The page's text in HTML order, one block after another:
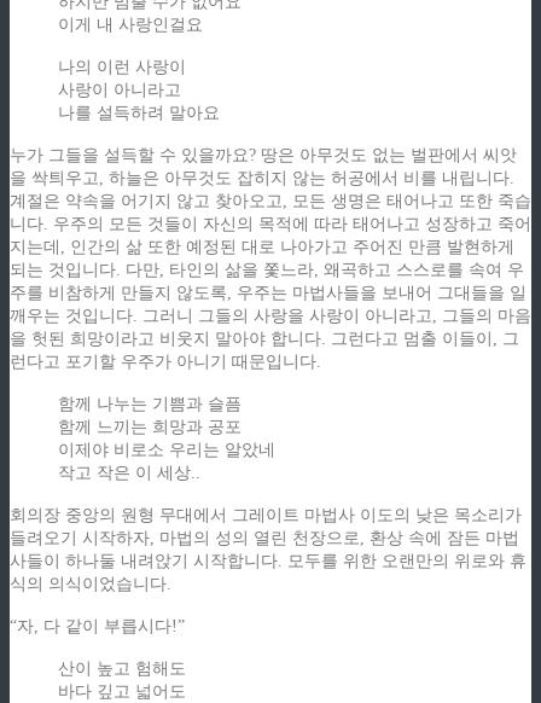
이게 내 사랑인걸요
나의 이런 사랑이
사랑이 아니라고
나를 설득하려 말아요
누가 그들을 설득할 수 있을까요? 땅은 아무것도 없는 벌판에서 씨앗
을 싹틔우고, 하늘은 아무것도 잡히지 않는 허공에서 비를 내립니다.
계절은 약속을 어기지 않고 찾아오고, 모든 생명은 태어나고 또한 죽습
니다. 우주의 모든 것들이 자신의 목적에 따라 태어나고 성장하고 죽어
지는데, 인간의 삶 또한 예정된 대로 나아가고 주어진 만큼 발현하게
되는 것입니다. 다만, 타인의 삶을 쫓느라, 왜곡하고 스스로를 속여 우
주를 비참하게 만들지 않도록, 우주는 마법사들을 보내어 그대들을 일
깨우는 것입니다. 그러니 그들의 사랑을 사랑이 아니라고, 그들의 마음
을 헛된 희망이라고 비웃지 말아야 합니다. 그런다고 멈출 이들이, 그
런다고 포기할 우주가 아니기 때문입니다.
함께 나누는 기쁨과 슬픔
함께 느끼는 희망과 공포
이제야 비로소 우리는 알았네
작고 작은 이 세상..
회의장 중앙의 원형 무대에서 그레이트 마법사 이도의 낮은 목소리가
들려오기 시작하자, 마법의 성의 열린 천장으로, 환상 속에 잠든 마법
사들이 하나둘 내려앉기 시작합니다. 모두를 위한 오랜만의 위로와 휴
식의 의식이었습니다.
“자, 다 같이 부릅시다!”
산이 높고 험해도
바다 깊고 넓어도